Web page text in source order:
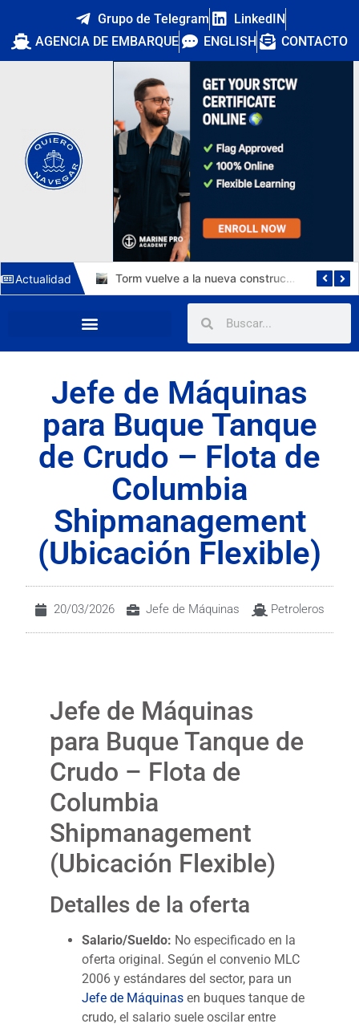
Grupo de Telegram
LinkedIN
AGENCIA DE EMBARQUE
ENGLISH CONTACTO
Actualidad
El Puerto de Huelva estrena una tercera vía de 1.211 metros y 15.112 m² para autopistas ferroviarias Torm vuelve a la nueva construcción: 6 MR de 50.000 TPM en China por 276 M$ y un horizonte de empleo hasta 2030
Jefe de Máquinas
para Buque Tanque
de Crudo – Flota de
Columbia
Shipmanagement
(Ubicación Flexible)
20/03/2026 Jefe de Máquinas Petroleros
Jefe de Máquinas
para Buque Tanque de
Crudo – Flota de
Columbia
Shipmanagement
(Ubicación Flexible)
Detalles de la oferta
Salario/Sueldo: No especificado en la
oferta original. Según el convenio MLC
2006 y estándares del sector, para un
Jefe de Máquinas en buques tanque de
crudo, el salario suele oscilar entre